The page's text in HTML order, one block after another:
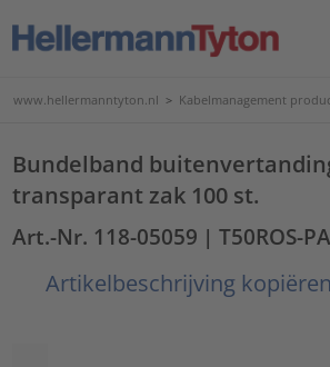
www.hellermanntyton.nl > Kabelmanagement
Bundelband
transparant zak 100 st.
Art.-Nr. 118-05059 | T50ROS-
Artikelbeschrijving kopiëren